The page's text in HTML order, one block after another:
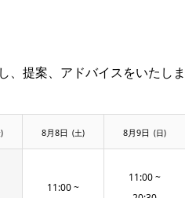
、提案、アドバイスをいたし
8月8日 (土) 8月9日 (日)
11:00 ~
11:00 ~